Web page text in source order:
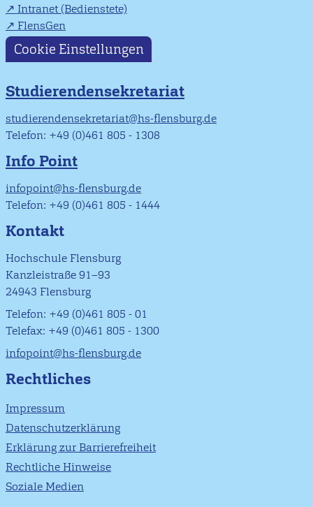
Intranet (Bedienstete)
FlensGen
Cookie Einstellungen
Studierendensekretariat
studierendensekretariat@hs-flensburg.de
Telefon: +49 (0)461 805 - 1308
Info Point
infopoint@hs-flensburg.de
Telefon: +49 (0)461 805 - 1444
Kontakt
Hochschule Flensburg
Kanzleistraße 91–93
24943 Flensburg
Telefon: +49 (0)461 805 - 01
Telefax: +49 (0)461 805 - 1300
infopoint@hs-flensburg.de
Rechtliches
Impressum
Datenschutzerklärung
Erklärung zur Barrierefreiheit
Rechtliche Hinweise
Soziale Medien